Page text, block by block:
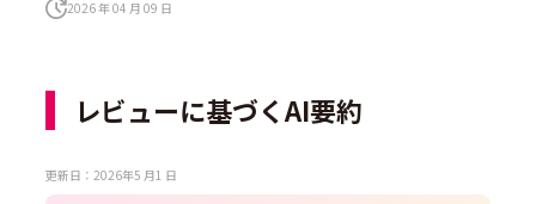
2026 年 04 月 09 日
レビューに基づくAI要約
更新日：2026年5 月1 日